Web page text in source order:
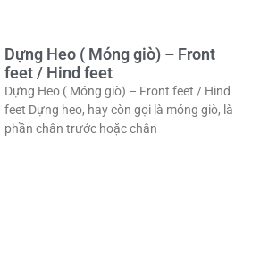
Dựng Heo ( Móng giò) – Front
feet / Hind feet
Dựng Heo ( Móng giò) – Front feet / Hind
feet Dựng heo, hay còn gọi là móng giò, là
phần chân trước hoặc chân